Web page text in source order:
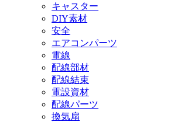
キャスター
DIY素材
安全
エアコンパーツ
電線
配線部材
配線結束
電設資材
配線パーツ
換気扇